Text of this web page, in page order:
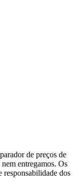
de preços de
entregamos. Os
responsabilidade dos